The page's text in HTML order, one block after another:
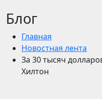
Блог
Главная
Новостная лента
За 30 тысяч
Хилтон